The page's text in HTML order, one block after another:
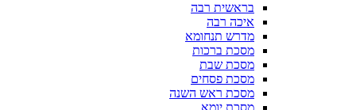
בראשית רבה
איכה רבה
מדרש תנחומא
מסכת ברכות
מסכת שבת
מסכת פסחים
מסכת ראש השנה
מסכת יומא